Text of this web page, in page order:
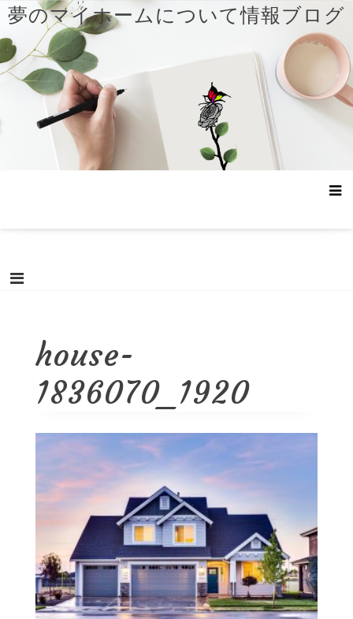
コ
ン
テ
ン
ツ
キ
夢のマイホームについて情報ブログ
house-
1836070_1920